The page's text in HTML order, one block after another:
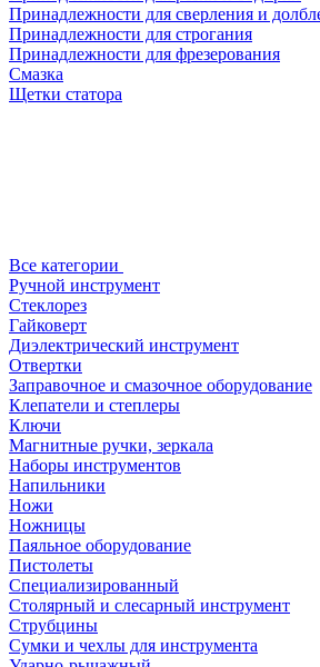
Принадлежности для сверления и
Принадлежности для строгания
Принадлежности для фрезерования
Смазка
Щетки статора
Все категории
Ручной инструмент
Стеклорез
Гайковерт
Диэлектрический инструмент
Отвертки
Заправочное и смазочное оборудование
Клепатели и степлеры
Ключи
Магнитные ручки, зеркала
Наборы инструментов
Напильники
Ножи
Ножницы
Паяльное оборудование
Пистолеты
Специализированный
Столярный и слесарный инструмент
Струбцины
Сумки и чехлы для инструмента